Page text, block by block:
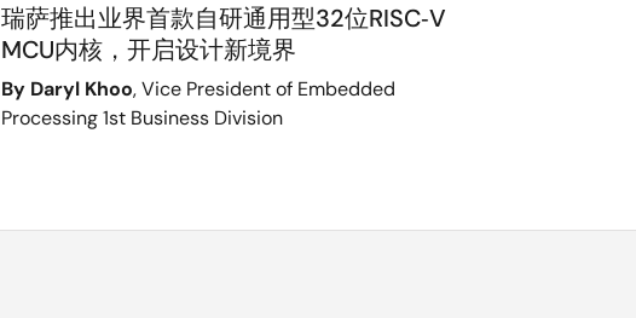
瑞萨推出业界首款自研通用型32位RISC‑V
MCU内核，开启设计新境界
By Daryl Khoo, Vice President of Embedded
Processing 1st Business Division